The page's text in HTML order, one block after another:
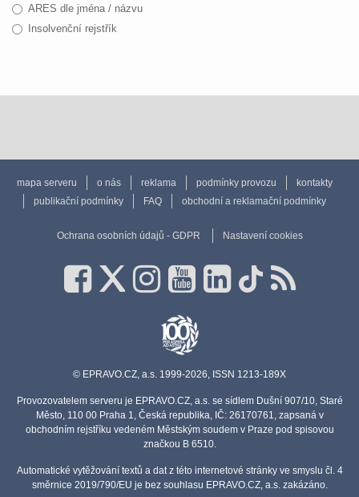
ARES dle jména / názvu
Insolvenční rejstřík
mapa serveru o nás reklama podmínky provozu
kontakty
publikační podmínky
FAQ obchodní a reklamační podmínky
Ochrana osobních údajů - GDPR Nastavení cookies
© EPRAVO.CZ, a.s. 1999-2026, ISSN 1213-189X
Provozovatelem serveru je EPRAVO.CZ, a.s. se sídlem Dušní 907/10, Staré
Město, 110 00 Praha 1, Česká republika, IČ: 26170761, zapsaná v
obchodním rejstříku vedeném Městským soudem v Praze pod spisovou
značkou B 6510.
Automatické vytěžování textů a dat z této internetové stránky ve smyslu čl. 4
směrnice 2019/790/EU je bez souhlasu EPRAVO.CZ, a.s. zakázáno.